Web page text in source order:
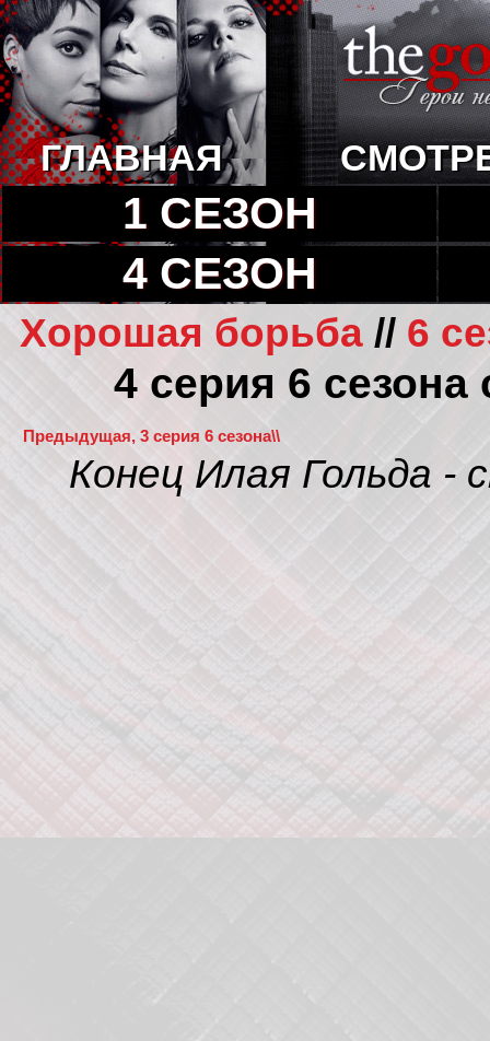
ГЛАВНАЯ
1 СЕЗОН
4 СЕЗОН
Хорошая борьба // 6
4 серия 6
Предыдущая, 3 серия 6 сезона\\
Конец Илая Гольда -